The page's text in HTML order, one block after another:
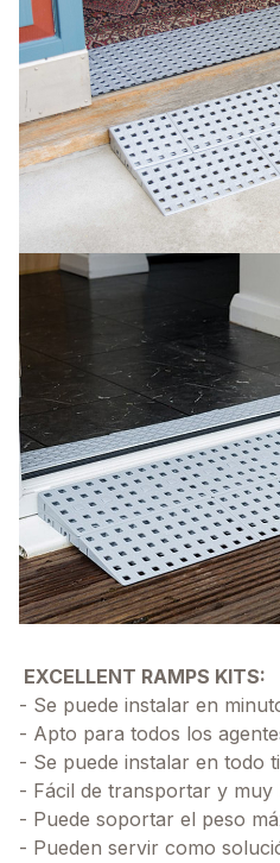
EXCELLENT RAMPS KITS:
- Se puede instalar en
- Apto para todos los
- Se puede instalar en todo
- Fácil de transportar y muy
- Puede soportar el peso
- Pueden servir como